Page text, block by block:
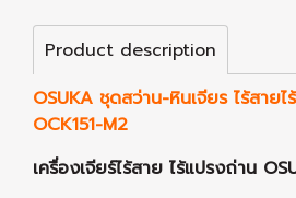
Product description
OSUKA ชุดสว่าน-หินเจียร ไร้สาย
OCK151-M2
เครื่องเจียร์ไร้สาย ไร้แปรงถ่าน